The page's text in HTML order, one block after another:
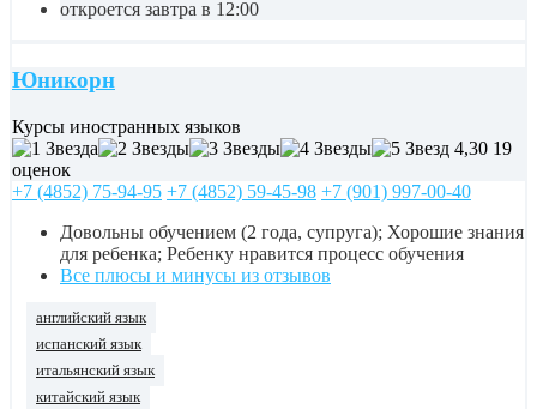
откроется завтра в 12:00
Юникорн
Курсы иностранных языков
4,30 19
оценок
+7 (4852) 75-94-95 +7 (4852) 59-45-98 +7 (901) 997-00-40
Довольны обучением (2 года, супруга); Хорошие знания
для ребенка; Ребенку нравится процесс обучения
Все плюсы и минусы из отзывов
английский язык
испанский язык
итальянский язык
китайский язык